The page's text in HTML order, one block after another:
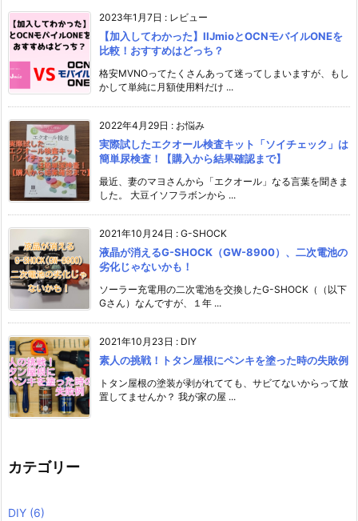
2023年1月7日 : レビュー
【加入してわかった】IIJmioとOCNモバイルONEを
比較！おすすめはどっち？
格安MVNOってたくさんあって迷ってしまいますが、もし
かして単純に月額使用料だけ ...
2022年4月29日 : お悩み
実際試したエクオール検査キット「ソイチェック」は
簡単尿検査！【購入から結果確認まで】
最近、妻のマヨさんから「エクオール」なる言葉を聞きま
した。 大豆イソフラボンから ...
2021年10月24日 : G-SHOCK
液晶が消えるG-SHOCK（GW-8900）、二次電池の
劣化じゃないかも！
ソーラー充電用の二次電池を交換したG-SHOCK（（以下
Gさん）なんですが、１年 ...
2021年10月23日 : DIY
素人の挑戦！トタン屋根にペンキを塗った時の失敗例
トタン屋根の塗装が剥がれてても、サビてないからって放
置してませんか？ 我が家の屋 ...
カテゴリー
DIY (6)